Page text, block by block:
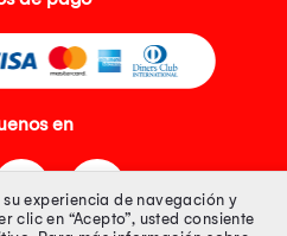
en
experiencia de navegación y
clic en “Acepto”, usted consiente